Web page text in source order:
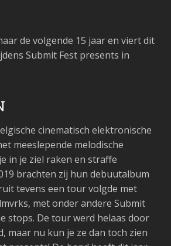
de volgende 15 jaar en viert dit
Submit Fest presents in
cinematisch elektronische
meeslepende melodische
in je ziel raken en straffe
brachten zij hun debuutalbum
tevens een tour volgde met
met onder andere Submit
stops. De tour werd helaas door
maar nu kun je ze dan toch zien